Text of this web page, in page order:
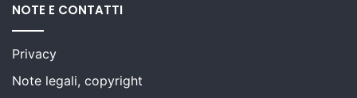
NOTE E CONTATTI
Privacy
Note legali, copyright